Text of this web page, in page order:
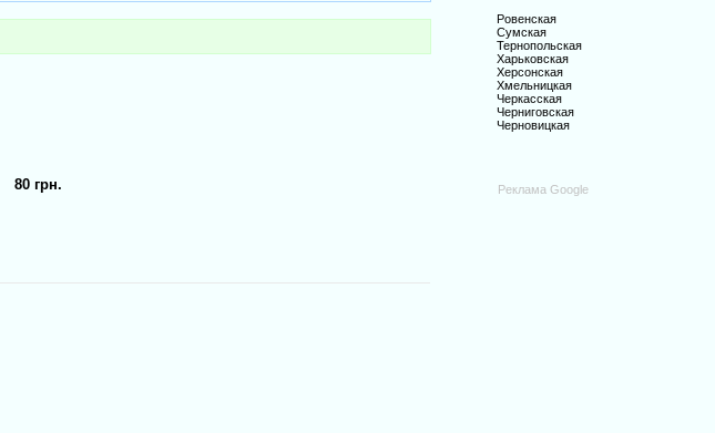
80 грн.
Ровенская
Сумская
Тернопольская
Харьковская
Херсонская
Хмельницкая
Черкасская
Черниговская
Черновицкая
Реклама Google